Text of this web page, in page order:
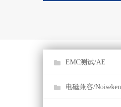
EMC测试/AE
EMC测试系统
电磁兼容/Noiseken